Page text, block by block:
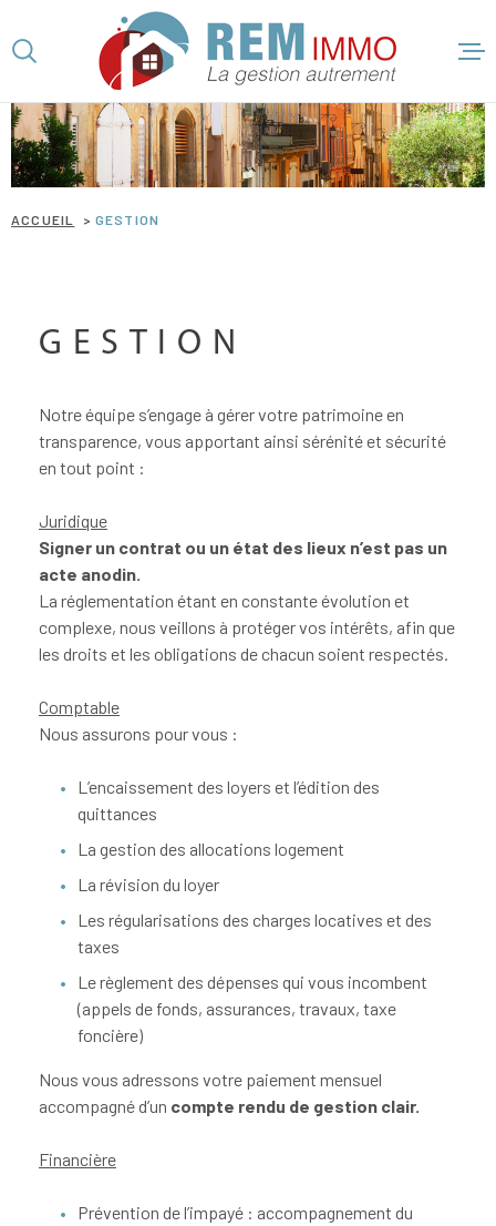
au
menu
au
contenu
ACCUEIL GESTION
GESTION
Notre équipe s’engage à gérer votre patrimoine en
transparence, vous apportant ainsi sérénité et sécurité
en tout point :
Juridique
Signer un contrat ou un état des lieux n’est pas un
acte anodin.
La réglementation étant en constante évolution et
complexe, nous veillons à protéger vos intérêts, afin que
les droits et les obligations de chacun soient respectés.
Comptable
Nous assurons pour vous :
L’encaissement des loyers et l’édition des
quittances
La gestion des allocations logement
La révision du loyer
Les régularisations des charges locatives et des
taxes
Le règlement des dépenses qui vous incombent
(appels de fonds, assurances, travaux, taxe
foncière)
Nous vous adressons votre paiement mensuel
accompagné d’un compte rendu de gestion clair.
Financière
Prévention de l’impayé : accompagnement du